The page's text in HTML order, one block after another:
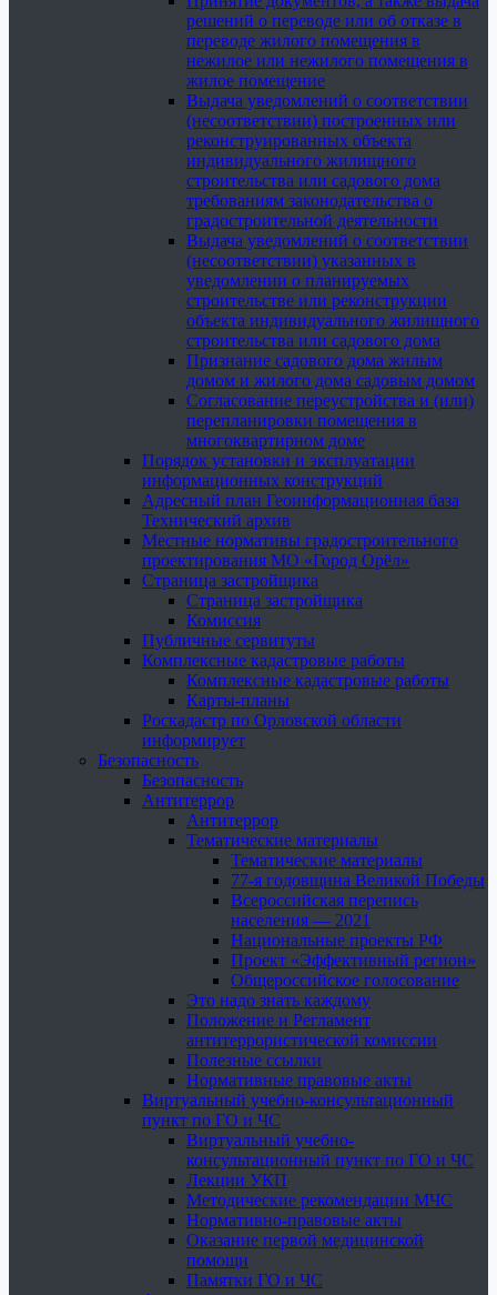
решений о переводе или об отказе в
переводе жилого помещения в
нежилое или нежилого помещения в
жилое помещение
Выдача уведомлений о соответствии
(несоответствии) построенных или
реконструированных объекта
индивидуального жилищного
строительства или садового дома
требованиям законодательства о
градостроительной деятельности
Выдача уведомлений о соответствии
(несоответствии) указанных в
уведомлении о планируемых
строительстве или реконструкции
объекта индивидуального жилищного
строительства или садового дома
Признание садового дома жилым
домом и жилого дома садовым домом
Согласование переустройства и (или)
перепланировки помещения в
многоквартирном доме
Порядок установки и эксплуатации
информационных конструкций
Адресный план Геоинформационная база
Технический архив
Местные нормативы градостроительного
проектирования МО «Город Орёл»
Страница застройщика
Страница застройщика
Комиссия
Публичные сервитуты
Комплексные кадастровые работы
Комплексные кадастровые работы
Карты-планы
Роскадастр по Орловской области
информирует
Безопасность
Безопасность
Антитеррор
Антитеррор
Тематические материалы
Тематические материалы
77-я годовщина Великой Победы
Всероссийская перепись
населения — 2021
Национальные проекты РФ
Проект «Эффективный регион»
Общероссийское голосование
Это надо знать каждому
Положение и Регламент
антитеррористической комиссии
Полезные ссылки
Нормативные правовые акты
Виртуальный учебно-консультационный
пункт по ГО и ЧС
Виртуальный учебно-
консультационный пункт по ГО и ЧС
Лекции УКП
Методические рекомендации МЧС
Нормативно-правовые акты
Оказание первой медицинской
помощи
Памятки ГО и ЧС